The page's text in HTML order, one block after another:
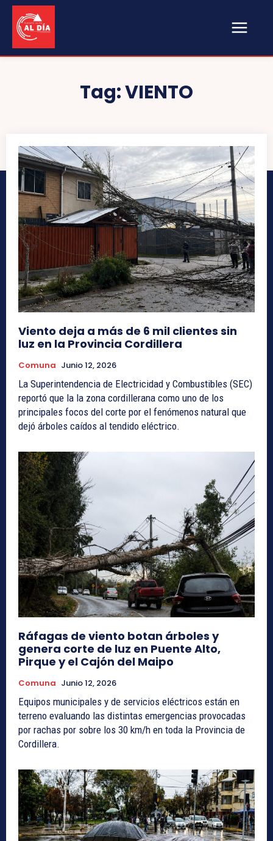
Tag:VIENTO
Viento deja a más de 6 mil clientes sin
luz en la Provincia Cordillera
Comuna Junio 12, 2026
La Superintendencia de Electricidad y Combustibles (SEC)
reportó que la la zona cordillerana como uno de los
principales focos del corte por el fenómenos natural que
dejó árboles caídos al tendido eléctrico.
Ráfagas de viento botan árboles y
genera corte de luz en Puente Alto,
Pirque y el Cajón del Maipo
Comuna Junio 12, 2026
Equipos municipales y de servicios eléctricos están en
terreno evaluando las distintas emergencias provocadas
por rachas por sobre los 30 km/h en toda la Provincia de
Cordillera.